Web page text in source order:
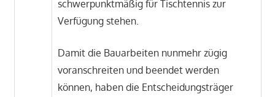
schwerpunktmäßig für Tischtennis zur
Verfügung stehen.
Damit die Bauarbeiten nunmehr zügig
voranschreiten und beendet werden
können, haben die Entscheidungsträger